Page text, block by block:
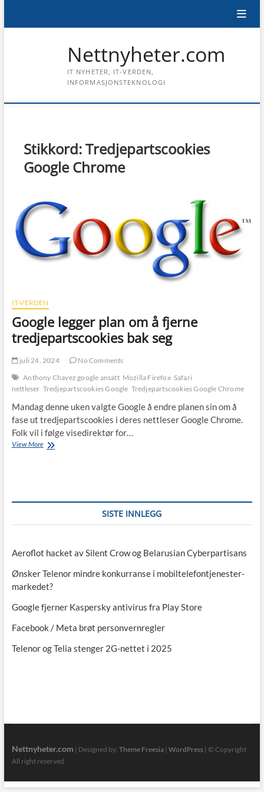
Nettnyheter.com
IT NYHETER, IT-VERDEN,
INFORMASJONSTEKNOLOGI
Stikkord:Tredjepartscookies
Google Chrome
IT-VERDEN
Google legger plan om å fjerne
tredjepartscookies bak seg
juli 24, 2024
No Comments
Anthony Chavez google ansatt Mozilla Firefox Safari
nettleser Tredjepartscookies Google Tredjepartscookies Google Chrome
Mandag denne uken valgte Google å endre planen sin om å
fase ut tredjepartscookies i deres nettleser Google Chrome.
Folk vil i følge visedirektør for…
View MoreGoogle
SISTE INNLEGG
Aeroflot hacket av Silent Crow og Belarusian Cyberpartisans
Ønsker Telenor mindre konkurranse i mobiltelefontjenester-
markedet?
Google fjerner Kaspersky antivirus fra Play Store
Facebook / Meta brøt personvernregler
Telenor og Telia stenger 2G-nettet i 2025
Nettnyheter.com | Designed by: Theme Freesia| WordPress| © Copyright
All right reserved